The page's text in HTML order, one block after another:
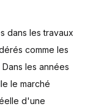
dans les travaux
comme les
les années
le marché
d'une